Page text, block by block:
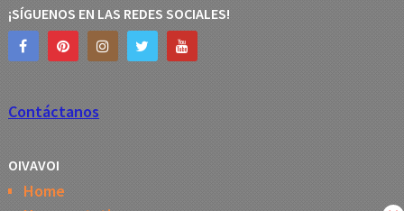
¡SÍGUENOS EN LAS REDES SOCIALES!
Contáctanos
OIVAVOI
Home